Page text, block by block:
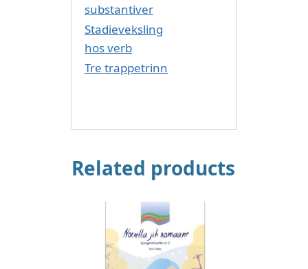
substantiver
Stadieveksling
hos verb
Tre trappetrinn
Related products